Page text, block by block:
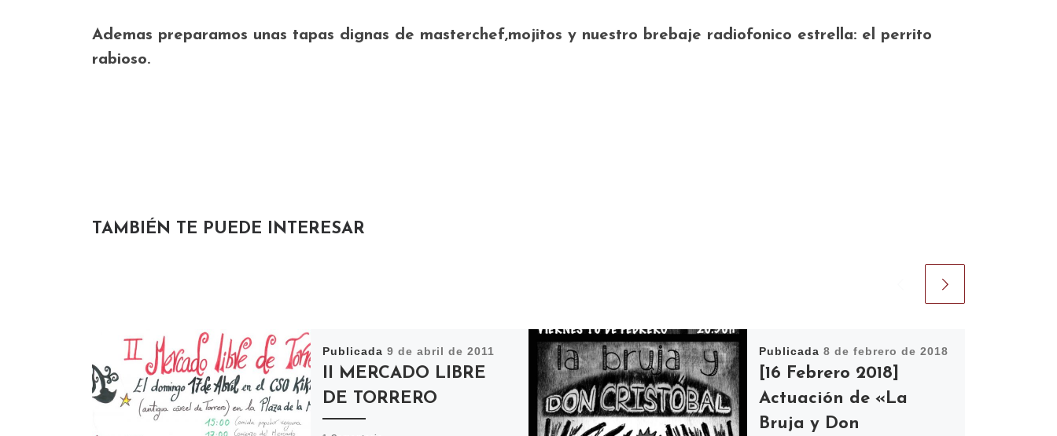
Ademas preparamos unas tapas dignas de masterchef,mojitos y nuestro brebaje radiofonico estrella: el perrito
rabioso.
TAMBIÉN TE PUEDE INTERESAR
Publicada9 de abril de 2011
II MERCADO LIBRE
DE TORRERO
Publicada8 de febrero de 2018
[16 Febrero 2018]
Actuación de «La
Bruja y Don